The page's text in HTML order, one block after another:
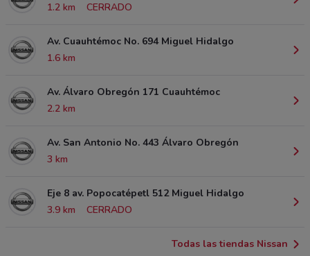
1.2 km
CERRADO
Av. Cuauhtémoc No. 694 Miguel Hidalgo
1.6 km
Av. Álvaro Obregón 171 Cuauhtémoc
2.2 km
Av. San Antonio No. 443 Álvaro Obregón
3 km
Eje 8 av. Popocatépetl 512 Miguel Hidalgo
3.9 km
CERRADO
Todas las tiendas Nissan